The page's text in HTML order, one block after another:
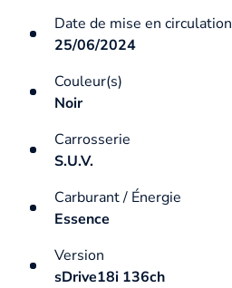
Date de mise en circulation
25/06/2024
Couleur(s)
Noir
Carrosserie
S.U.V.
Carburant / Énergie
Essence
Version
sDrive18i 136ch